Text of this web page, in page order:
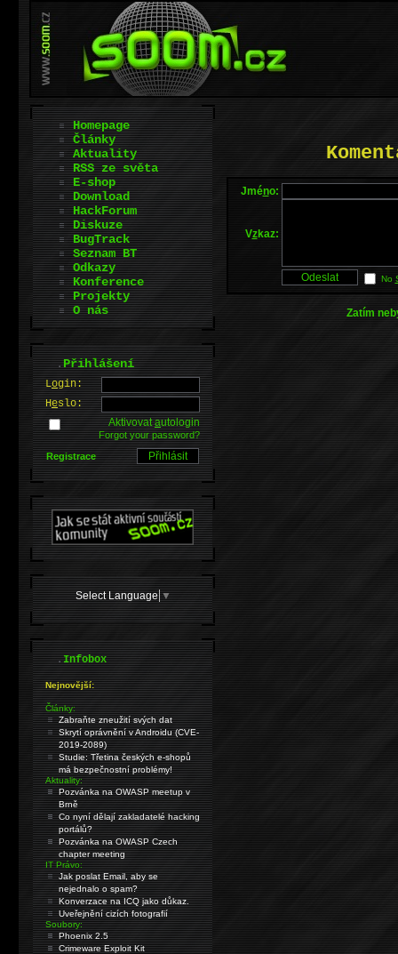
Jméno:
Vzkaz:
No
Zatím
Homepage
Články
Aktuality
RSS ze světa
E-shop
Download
HackForum
Diskuze
BugTrack
Seznam BT
Odkazy
Konference
Projekty
O nás
.Přihlášení
Login:
Heslo:
Aktivovatautologin
Forgot your password?
Registrace
Select Language ▼
.Infobox
Nejnovější:
Články:
Zabraňte zneužití svých dat
Skrytí oprávnění v Androidu (CVE-
2019-2089)
Studie: Třetina českých e-shopů
má bezpečnostní problémy!
Aktuality:
Pozvánka na OWASP meetup v
Brně
Co nyní dělají zakladatelé hacking
portálů?
Pozvánka na OWASP Czech
chapter meeting
IT Právo:
Jak poslat Email, aby se
nejednalo o spam?
Konverzace na ICQ jako důkaz.
Uveřejnění cizích fotografií
Soubory:
Phoenix 2.5
Crimeware Exploit Kit